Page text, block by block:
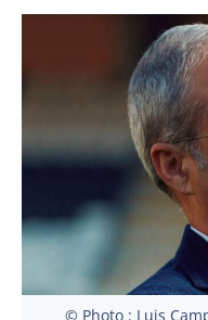
© Photo : Luis